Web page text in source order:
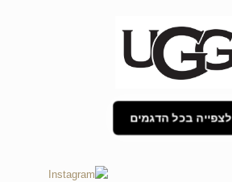
לצפייה בכל הדגמים